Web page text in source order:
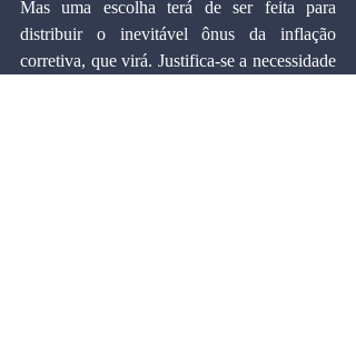
Mas uma escolha terá de ser feita para
distribuir o inevitável ônus da inflação
corretiva, que virá. Justifica-se a necessidade